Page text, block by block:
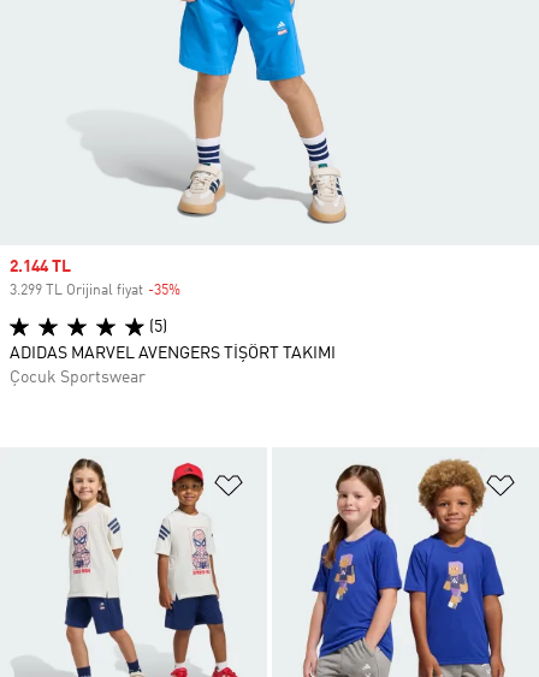
Favori Listesine Ekle
Sale price
2.144 TL
3.299 TL Orijinal fiyat -35%
(5)
ADIDAS MARVEL AVENGERS TİŞÖRT TAKIMI
Çocuk Sportswear